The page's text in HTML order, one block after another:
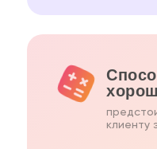
клиенту